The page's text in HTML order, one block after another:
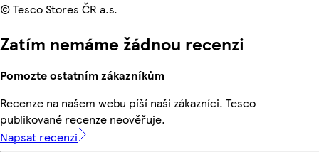
© Tesco Stores ČR a.s.
Zatím nemáme žádnou recenzi
Pomozte ostatním zákazníkům
Recenze na našem webu píší naši zákazníci. Tesco
publikované recenze neověřuje.
Napsat recenzi